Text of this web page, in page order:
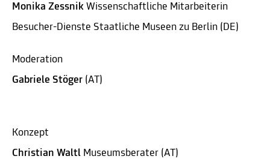
Monika Zessnik Wissenschaftliche Mitarbeiterin
Besucher-Dienste Staatliche Museen zu Berlin (DE)
Moderation
Gabriele Stöger (AT)
Konzept
Christian Waltl Museumsberater (AT)